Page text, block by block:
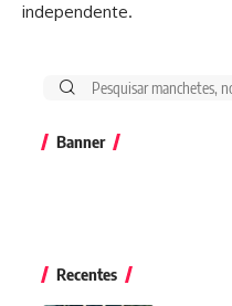
independente.
Banner
Recentes